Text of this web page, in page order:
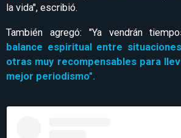
la vida", escribió.
También agregó: "Ya vendrán
balance espiritual entre
otras muy recompensables para
mejor periodismo".